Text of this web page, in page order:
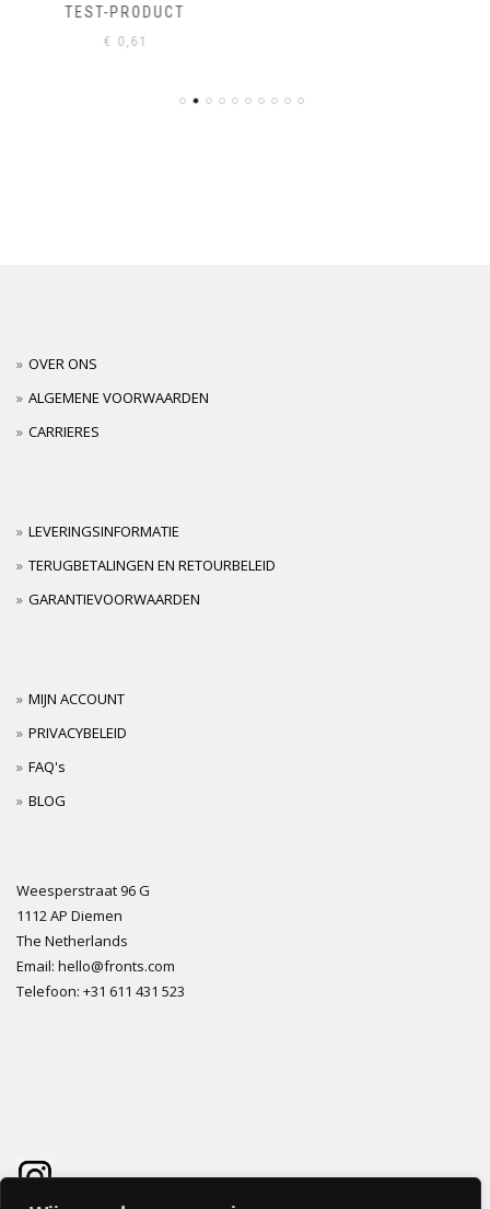
TEST-PRODUCT
€0,61
OVER ONS
ALGEMENE VOORWAARDEN
CARRIERES
LEVERINGSINFORMATIE
TERUGBETALINGEN EN RETOURBELEID
GARANTIEVOORWAARDEN
MIJN ACCOUNT
PRIVACYBELEID
FAQ's
BLOG
Weesperstraat 96 G
1112 AP Diemen
The Netherlands
Email: hello@fronts.com
Telefoon: +31 611 431 523